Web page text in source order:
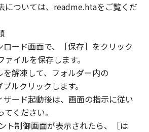
売代理店または販売店がかかる
ついて知らされていた場合でも
ヤノンのライセンサー、キヤノ
ノンの関連会社、それらの販
売店のいずれも、「本ソフト
「本ソフトウェア」の使用に
してお客様と第三者との間に生
争についても、一切責任を負わ
す。
については、readme.htaをご覧くだ
ード画面で、［保存］をクリック
イルを保存します。
解凍して、フォルダー内の
ルクリックします。
ード起動後は、画面の指示に従い
ください。
ト制御画面が表示されたら、［は